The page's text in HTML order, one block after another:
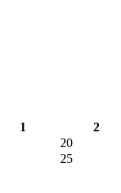
1 2
20
25